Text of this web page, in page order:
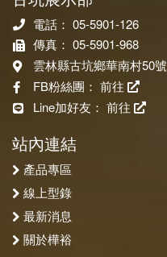
電話： 05-5901-126
傳真： 05-5901-968
雲林縣古坑鄉華南村50號
FB粉絲團： 前往
Line加好友： 前往
站內連結
產品專區
線上型錄
最新消息
關於樺裕